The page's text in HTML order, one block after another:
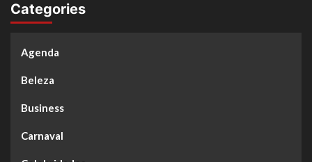
Categories
Agenda
Beleza
Business
Carnaval